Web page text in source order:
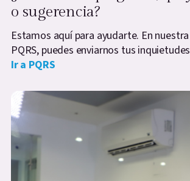
o sugerencia?
Estamos aquí para ayudarte. En
PQRS, puedes enviarnos tus
Ir a PQRS